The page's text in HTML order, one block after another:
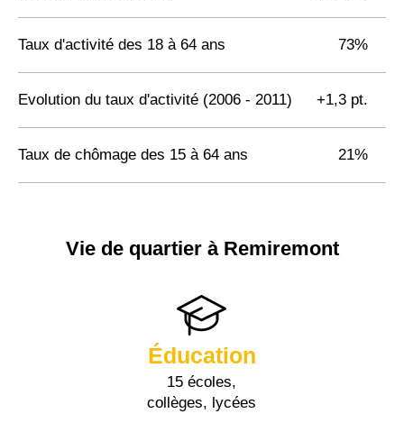
Taux d'activité des 18 à 64 ans 73%
Evolution du taux d'activité (2006 - 2011) +1,3 pt.
Taux de chômage des 15 à 64 ans 21%
Vie de quartier à Remiremont
Éducation
15 écoles,
collèges, lycées